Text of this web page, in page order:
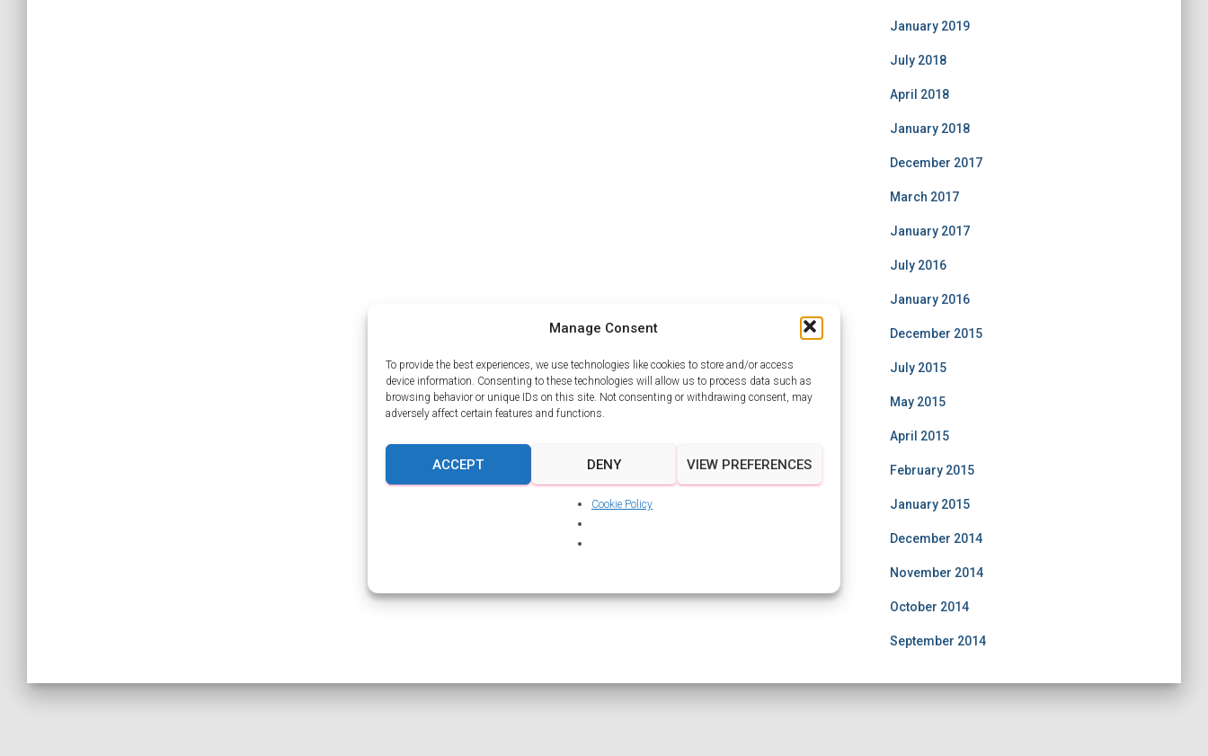
Manage Consent
To provide the best experiences, we use technologies like cookies to store and/or access
device information. Consenting to these technologies will allow us to process data such as
browsing behavior or unique IDs on this site. Not consenting or withdrawing consent, may
adversely affect certain features and functions.
ACCEPT DENY VIEW PREFERENCES
Cookie Policy
January 2019
July 2018
April 2018
January 2018
December 2017
March 2017
January 2017
July 2016
January 2016
December 2015
July 2015
May 2015
April 2015
February 2015
January 2015
December 2014
November 2014
October 2014
September 2014